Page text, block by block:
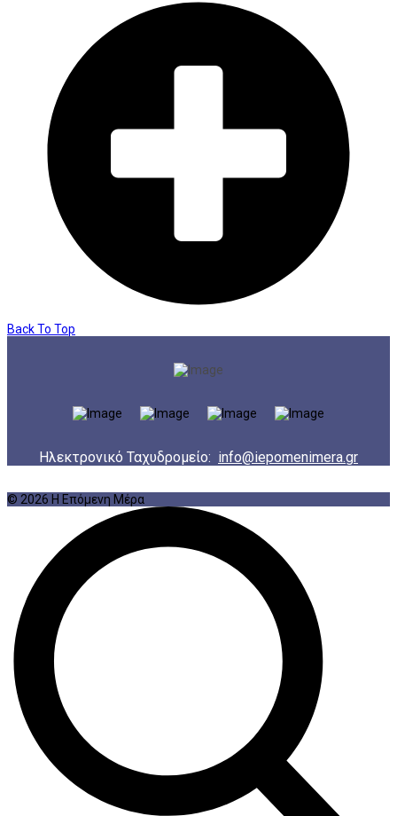
Back To Top
Ηλεκτρονικό Ταχυδρομείο: info@iepomenimera.gr
© 2026 Η Επόμενη Μέρα